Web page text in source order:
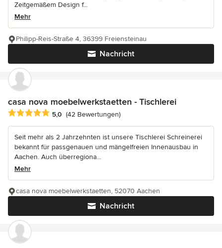
Zeitgemäßem Design f...
Mehr
Nachricht
Philipp-Reis-Straße 4, 36399 Freiensteinau
casa nova moebelwerkstaetten - Tischlerei
Durchschnittliche Bewertung: 5 von 5 Sternen
5,0 (42 Bewertungen)
Seit mehr als 2 Jahrzehnten ist unsere Tischlerei Schreinerei
bekannt für passgenauen und mängelfreien Innenausbau in
Aachen. Auch überregiona...
Mehr
Nachricht
casa nova moebelwerkstaetten, 52070 Aachen